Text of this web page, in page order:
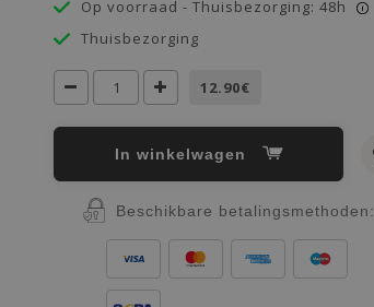
Op voorraad - Thuisbezorging: 48h
i
Thuisbezorging
12.90€
In winkelwagen
Beschikbare betalingsmethoden: